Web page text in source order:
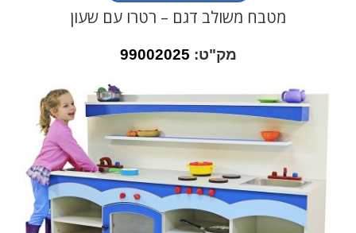
מטבח משולב דגם – רטרו עם שעון
מק"ט: 99002025